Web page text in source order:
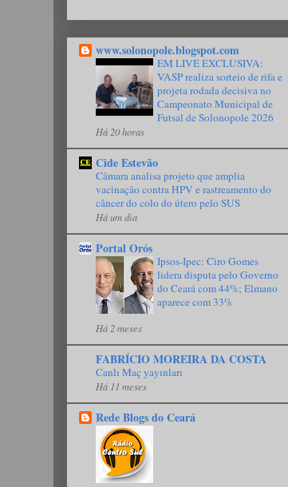
www.solonopole.blogspot.com
EM LIVE EXCLUSIVA:
VASP realiza sorteio de rifa e
projeta rodada decisiva no
Campeonato Municipal de
Futsal de Solonopole 2026
Há 20 horas
Cide Estevão
Câmara analisa projeto que amplia
vacinação contra HPV e rastreamento do
câncer do colo do útero pelo SUS
Há um dia
Portal Orós
Ipsos-Ipec: Ciro Gomes
lidera disputa pelo Governo
do Ceará com 44%; Elmano
aparece com 33%
Há 2 meses
FABRÍCIO MOREIRA DA COSTA
Canlı Maç yayınları
Há 11 meses
Rede Blogs do Ceará